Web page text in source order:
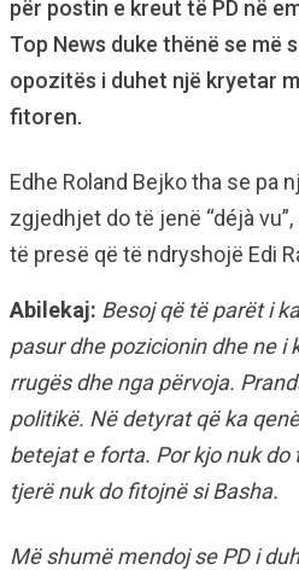
për postin e kreut të PD në
Top News duke thënë se më
opozitës i duhet një kryetar
fitoren.
Edhe Roland Bejko tha se pa
zgjedhjet do të jenë “déjà
të presë që të ndryshojë Edi
Abilekaj: Besoj që të parët i
pasur dhe pozicionin dhe ne i
rrugës dhe nga përvoja.
politikë. Në detyrat që ka
betejat e forta. Por kjo nuk
tjerë nuk do fitojnë si Basha.
Më shumë mendoj se PD i